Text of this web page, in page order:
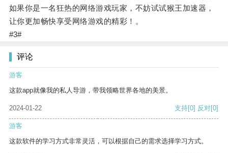
如果你是一名狂热的网络游戏玩家，不妨试试猴王加速器，
让你更加畅快享受网络游戏的精彩！。
#3#
评论
游客
这款app就像我的私人导游，带我领略世界各地的美景。
2024-01-22 支持[0] 反对[0]
游客
这款软件的学习方式非常灵活，可以根据自己的需求选择学习方式。